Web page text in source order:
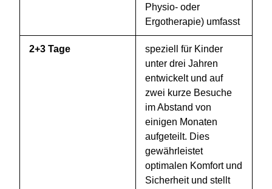
Physio- oder
Ergotherapie) umfasst
2+3 Tage
speziell für Kinder
unter drei Jahren
entwickelt und auf
zwei kurze Besuche
im Abstand von
einigen Monaten
aufgeteilt. Dies
gewährleistet
optimalen Komfort und
Sicherheit und stellt